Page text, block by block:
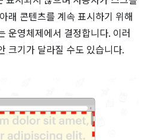
래 콘텐츠를 계속 표시하기 위해
운영체제에서 결정합니다. 이러
크기가 달라질 수도 있습니다.